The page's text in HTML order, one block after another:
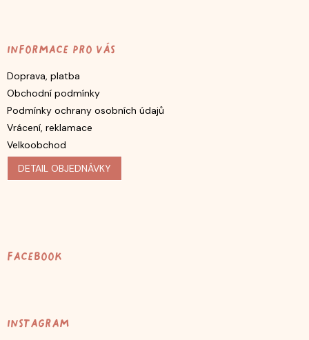
Informace pro vás
Doprava, platba
Obchodní podmínky
Podmínky ochrany osobních údajů
Vrácení, reklamace
Velkoobchod
DETAIL OBJEDNÁVKY
Facebook
Instagram